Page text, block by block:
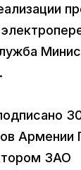
Армении
ЗАО